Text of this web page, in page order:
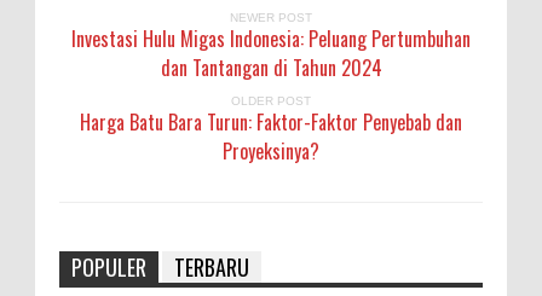
NEWER POST
Investasi Hulu Migas Indonesia: Peluang Pertumbuhan
dan Tantangan di Tahun 2024
OLDER POST
Harga Batu Bara Turun: Faktor-Faktor Penyebab dan
Proyeksinya?
POPULER TERBARU